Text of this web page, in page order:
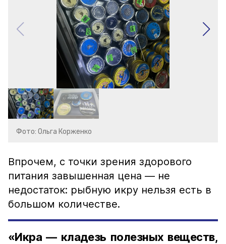
Фото: Ольга Корженко
Впрочем, с точки зрения здорового
питания завышенная цена — не
недостаток: рыбную икру нельзя есть в
большом количестве.
«Икра — кладезь полезных веществ,